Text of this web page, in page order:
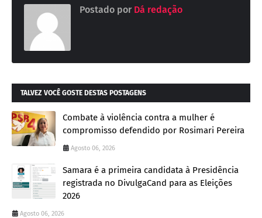
Postado por Dá redação
TALVEZ VOCÊ GOSTE DESTAS POSTAGENS
Combate à violência contra a mulher é
compromisso defendido por Rosimari Pereira
Agosto 06, 2026
Samara é a primeira candidata à Presidência
registrada no DivulgaCand para as Eleições
2026
Agosto 06, 2026